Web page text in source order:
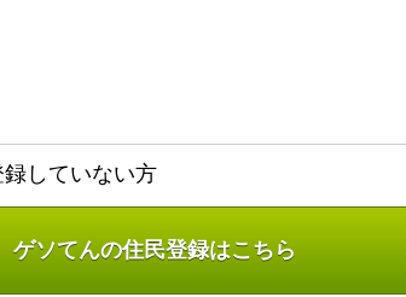
していない方
ゲソてんの住民登録はこちら